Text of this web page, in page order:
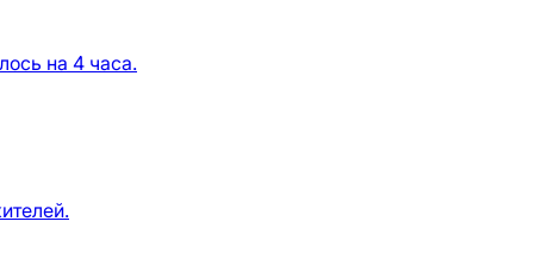
на 4 часа.